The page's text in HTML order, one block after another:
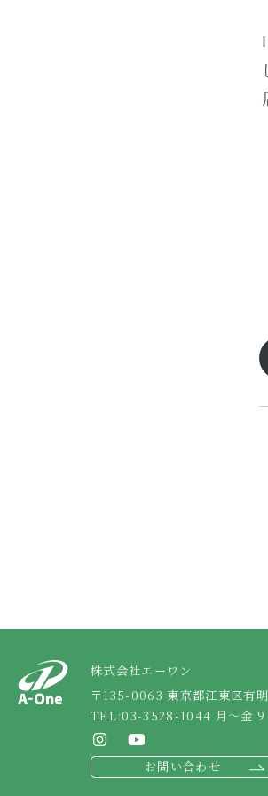
株式会社エーワン
〒135-0063 東京都江東区有
TEL:03-3528-1044 月～金
お問い合わせ